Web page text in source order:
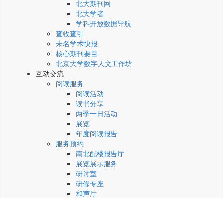
北大期刊网
北大学者
学科开放数据导航
查收查引
未名学术快报
核心期刊要目
北京大学数字人文工作坊
互动交流
阅读服务
阅读活动
读书分享
两季一日活动
展览
年度阅读报告
服务预约
南北配楼报告厅
展览展示服务
研讨室
研修专座
和声厅